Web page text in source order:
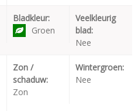
Bladkleur:
Groen
Veelkleurig
blad:
Nee
Zon /
schaduw:
Zon
Wintergroen:
Nee